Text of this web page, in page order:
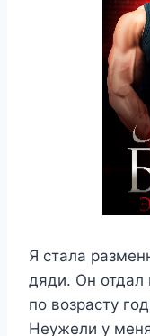
Я стала
дяди. Он отдал
по возрасту
Неужели у